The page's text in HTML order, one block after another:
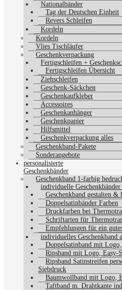
Nationalbänder
Tag der Deutschen Einheit
Revers Schleifen
Kordeln
Kordeln
Vlies Tischläufer
Geschenkverpackung
Fertigschleifen +
Fertigschleifen Übersicht
Ziehschleifen
Geschenk-Säckchen
Geschenkaufkleber
Accessoires
Geschenkanhänger
Geschenkpapier
Hilfsmittel
Geschenkverpackung alles
Geschenkband-Pakete
Sonderangebote
personalisierte
Geschenkbänder
Geschenkband 1-farbig
individuelle
Geschenkband gestalten &
Doppelsatinbänder Farben
Druckfarben bei
Schriftarten für
Empfehlungen für ein
individuelles Geschenkband
Doppelsatinband mit
Ripsband mit Logo, Easy-
Ripsband Satinstreifen
Siebdruck
Baumwollband mit Logo,
Taftband m. Drahtkante